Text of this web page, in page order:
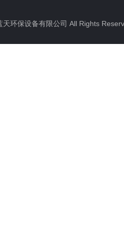
天环保设备有限公司 All Rights